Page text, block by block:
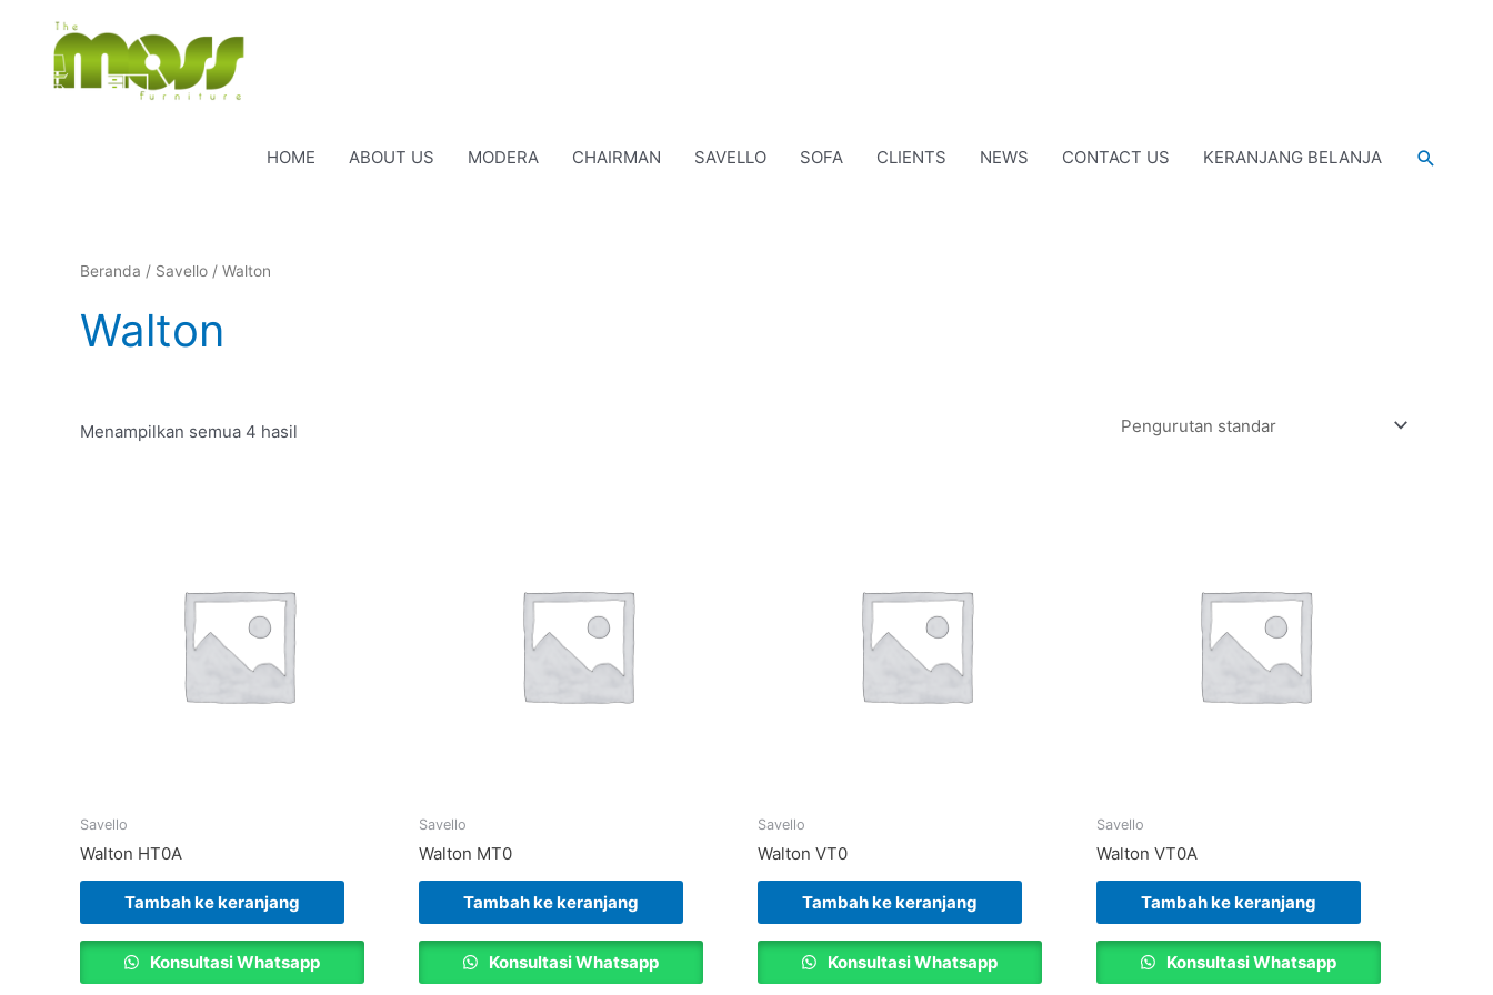
HOME ABOUT US MODERA CHAIRMAN SAVELLO SOFA CLIENTS NEWS CONTACT US KERANJANG BELANJA Cari
Beranda / Savello / Walton
Walton
Menampilkan semua 4 hasil
Savello
Walton HT0A
Tambah ke keranjang
Konsultasi Whatsapp
Savello
Walton MT0
Tambah ke keranjang
Konsultasi Whatsapp
Savello
Walton VT0
Tambah ke keranjang
Konsultasi Whatsapp
Savello
Walton VT0A
Tambah ke keranjang
Konsultasi Whatsapp